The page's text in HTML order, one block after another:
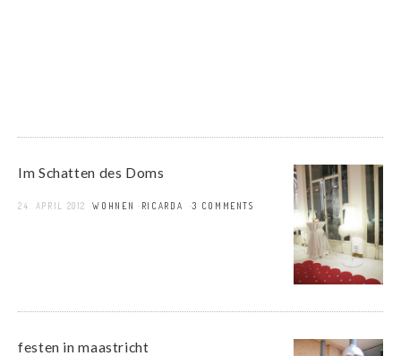
Im Schatten des Doms
24. APRIL 2012 WOHNEN RICARDA 3 COMMENTS
festen in maastricht